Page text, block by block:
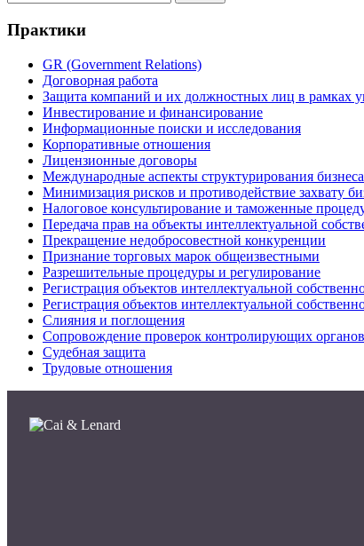
Практики
GR (Government Relations)
Договорная работа
Защита компаний и их должностных лиц в рамках
Инвестирование и финансирование
Информационные поиски и исследования
Корпоративные отношения
Лицензионные договоры
Международные аспекты структурирования бизнеса
Минимизация рисков и противодействие захвату
Налоговое консультирование и таможенные
Передача прав на объекты интеллектуальной
Прекращение недобросовестной конкуренции
Признание торговых марок общеизвестными
Разрешительные процедуры и регулирование
Регистрация объектов интеллектуальной
Регистрация объектов интеллектуальной
Слияния и поглощения
Сопровождение проверок контролирующих органов
Судебная защита
Трудовые отношения